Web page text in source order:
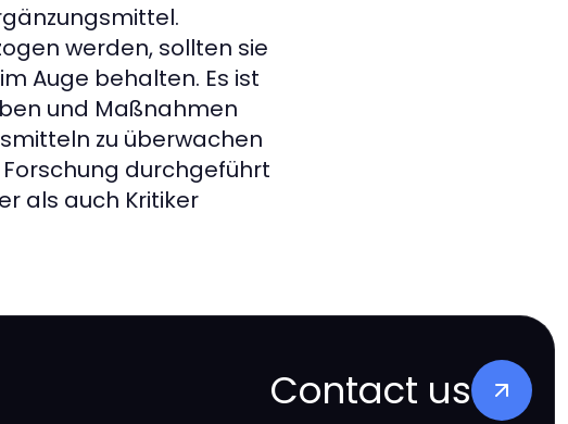
werden, sollten sie
Auge behalten. Es ist
und Maßnahmen
zu überwachen
durchgeführt
als auch Kritiker
Contact us